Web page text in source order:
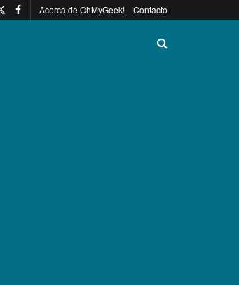
Acerca de OhMyGeek! Contacto